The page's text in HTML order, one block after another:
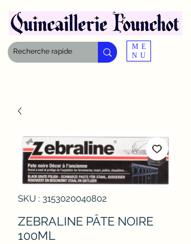
ME
NU
SKU : 3153020040802
ZEBRALINE PÂTE NOIRE
100ML